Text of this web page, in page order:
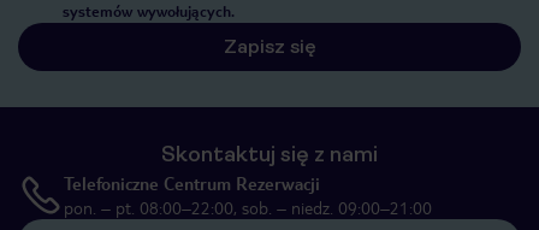
systemów wywołujących.
Zapisz się
Skontaktuj się z nami
Telefoniczne Centrum Rezerwacji
pon. – pt. 08:00–22:00, sob. – niedz. 09:00–21:00